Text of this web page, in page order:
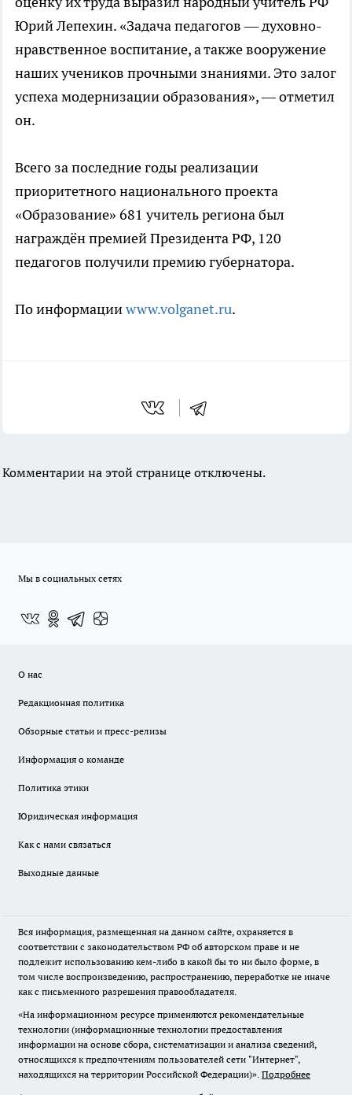
Юрий Лепехин. «Задача педагогов — духовно-
нравственное воспитание, а также вооружение
наших учеников прочными знаниями. Это залог
успеха модернизации образования», — отметил
он.
Всего за последние годы реализации
приоритетного национального проекта
«Образование» 681 учитель региона был
награждён премией Президента РФ, 120
педагогов получили премию губернатора.
По информацииwww.volganet.ru.
Комментарии на этой странице отключены.
Мы в социальных сетях
О нас
Редакционная политика
Обзорные статьи и пресс-релизы
Информация о команде
Политика этики
Юридическая информация
Как с нами связаться
Выходные данные
Вся информация, размещенная на данном сайте, охраняется в
соответствии с законодательством РФ об авторском праве и не
подлежит использованию кем-либо в какой бы то ни было форме, в
том числе воспроизведению, распространению, переработке не иначе
как с письменного разрешения правообладателя.
«На информационном ресурсе применяются рекомендательные
технологии (информационные технологии предоставления
информации на основе сбора, систематизации и анализа сведений,
относящихся к предпочтениям пользователей сети "Интернет",
находящихся на территории Российской Федерации)». Подробнее